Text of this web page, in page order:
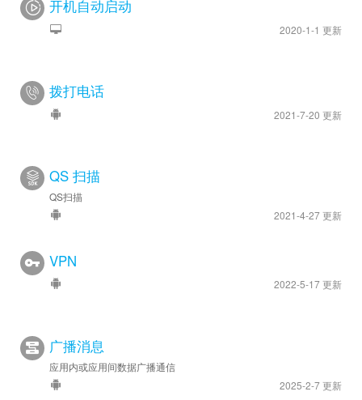
开机自动启动
2020-1-1 更新
拨打电话
2021-7-20 更新
QS 扫描
QS扫描
2021-4-27 更新
VPN
2022-5-17 更新
广播消息
应用内或应用间数据广播通信
2025-2-7 更新